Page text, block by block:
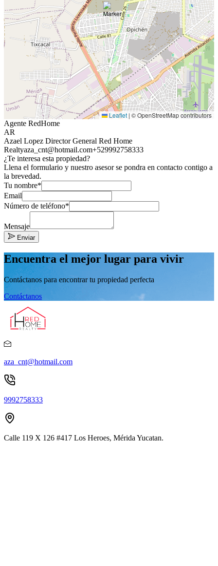
Leaflet | © OpenStreetMap contributors
Agente RedHome
AR
Azael Lopez Director General Red Home
Realtyaza_cnt@hotmail.com+529992758333
¿Te interesa esta propiedad?
Llena el formulario y nuestro asesor se pondra en contacto contigo a
la brevedad.
Tu nombre*
Email
Número de teléfono*
Mensaje
Enviar
Encuentra el mejor lugar para vivir
Contáctanos para encontrar tu propiedad perfecta
Contáctanos
aza_cnt@hotmail.com
9992758333
Calle 119 X 126 #417 Los Heroes, Mérida Yucatan.